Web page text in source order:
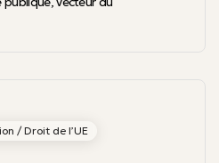
/ Droit de l’UE